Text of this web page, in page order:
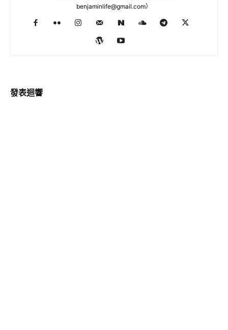
benjaminlife@gmail.com）
發表迴響